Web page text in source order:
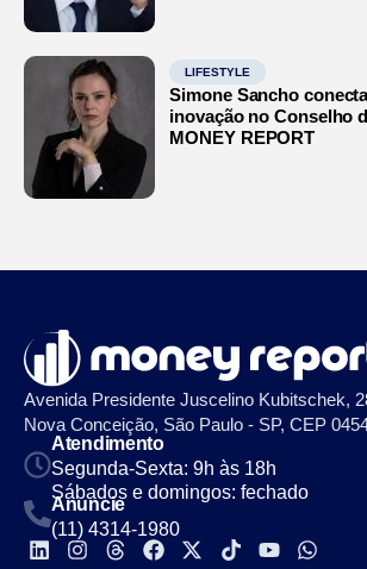
LIFESTYLE
Simone Sancho
inovação no Conselho
MONEY REPORT
Avenida Presidente Juscelino Kubitschek,
Nova Conceição, São Paulo - SP, CEP
Atendimento
Segunda-Sexta: 9h às 18h
Sábados e domingos: fechado
Anuncie
(11) 4314-1980